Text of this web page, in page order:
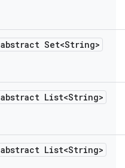
abstract Set<String>
abstract List<String>
abstract List<String>